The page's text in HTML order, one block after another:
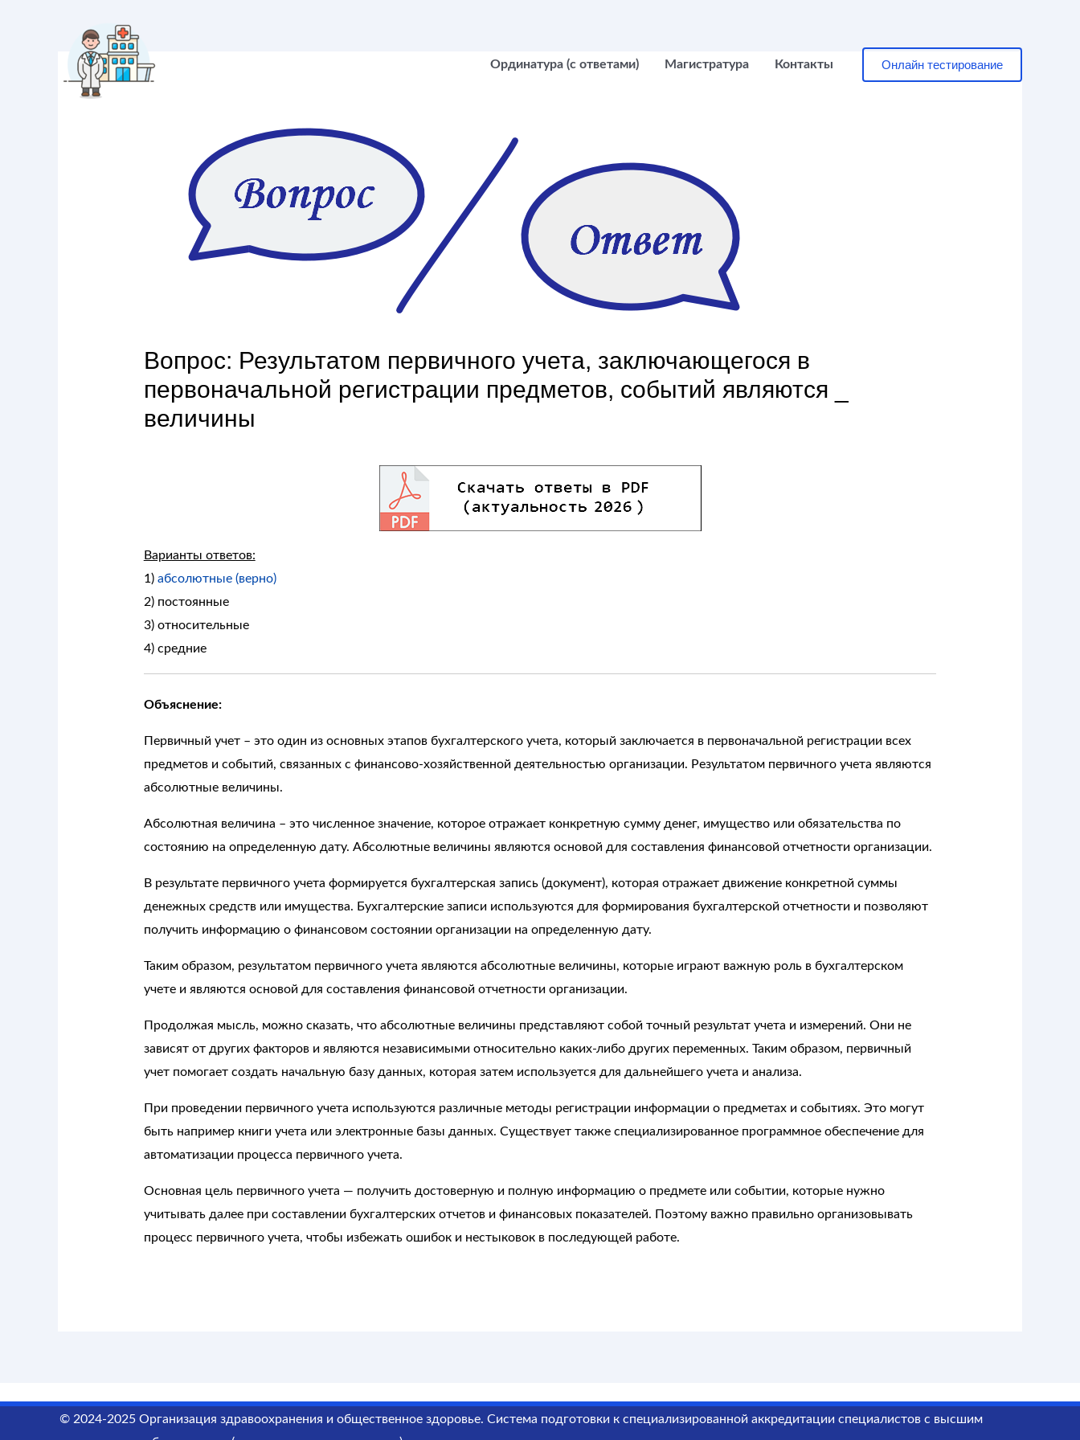
Ординатура (с ответами) Магистратура Контакты Онлайн тестирование
Вопрос: Результатом первичного учета, заключающегося в
первоначальной регистрации предметов, событий являются _
величины
Варианты ответов:
1) абсолютные (верно)
2) постоянные
3) относительные
4) средние
Объяснение:
Первичный учет – это один из основных этапов бухгалтерского учета, который заключается в первоначальной регистрации всех
предметов и событий, связанных с финансово-хозяйственной деятельностью организации. Результатом первичного учета являются
абсолютные величины.
Абсолютная величина – это численное значение, которое отражает конкретную сумму денег, имущество или обязательства по
состоянию на определенную дату. Абсолютные величины являются основой для составления финансовой отчетности организации.
В результате первичного учета формируется бухгалтерская запись (документ), которая отражает движение конкретной суммы
денежных средств или имущества. Бухгалтерские записи используются для формирования бухгалтерской отчетности и позволяют
получить информацию о финансовом состоянии организации на определенную дату.
Таким образом, результатом первичного учета являются абсолютные величины, которые играют важную роль в бухгалтерском
учете и являются основой для составления финансовой отчетности организации.
Продолжая мысль, можно сказать, что абсолютные величины представляют собой точный результат учета и измерений. Они не
зависят от других факторов и являются независимыми относительно каких-либо других переменных. Таким образом, первичный
учет помогает создать начальную базу данных, которая затем используется для дальнейшего учета и анализа.
При проведении первичного учета используются различные методы регистрации информации о предметах и событиях. Это могут
быть например книги учета или электронные базы данных. Существует также специализированное программное обеспечение для
автоматизации процесса первичного учета.
Основная цель первичного учета — получить достоверную и полную информацию о предмете или событии, которые нужно
учитывать далее при составлении бухгалтерских отчетов и финансовых показателей. Поэтому важно правильно организовывать
процесс первичного учета, чтобы избежать ошибок и нестыковок в последующей работе.
© 2024-2025 Организация здравоохранения и общественное здоровье. Система подготовки к специализированной аккредитации специалистов с высшим